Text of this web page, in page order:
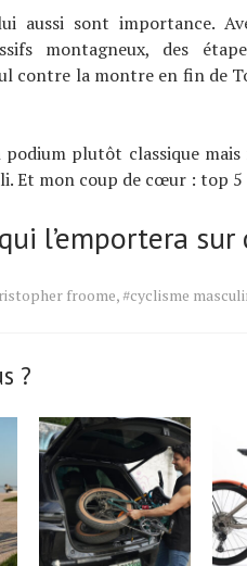
aussi sont importance.
montagneux, des
contre la montre en fin de
podium plutôt classique
Et mon coup de cœur : top
l’emportera sur
froome,#cyclisme
?